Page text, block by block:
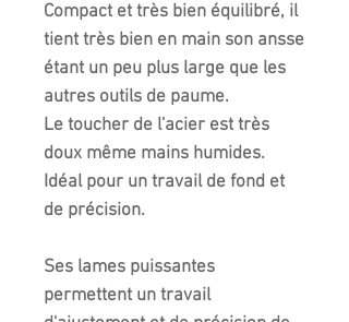
Compact et très bien équilibré, il
tient très bien en main son ansse
étant un peu plus large que les
autres outils de paume.
Le toucher de l'acier est très
doux même mains humides.
Idéal pour un travail de fond et
de précision.
Ses lames puissantes
permettent un travail